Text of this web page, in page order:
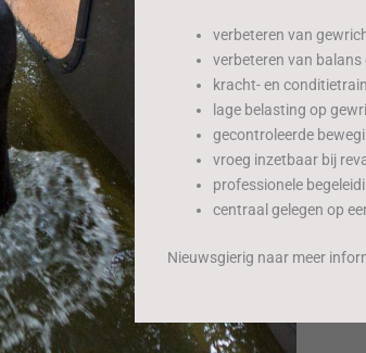
verbeteren van
verbeteren van
kracht- en
lage belasting op
gecontroleerde
vroeg inzetbaar bij
professionele
centraal gelegen op
Nieuwsgierig naar meer